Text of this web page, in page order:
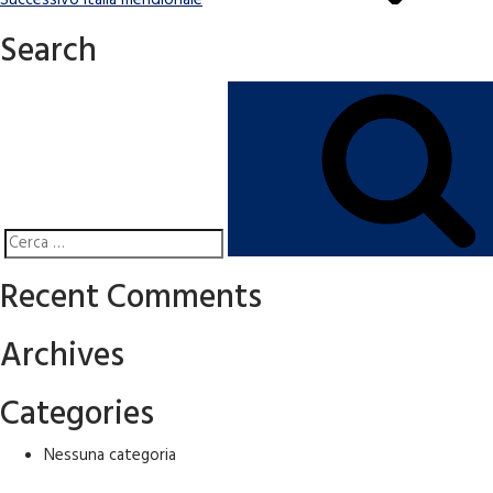
Search
Cerca:
Recent Comments
Archives
Categories
Nessuna categoria